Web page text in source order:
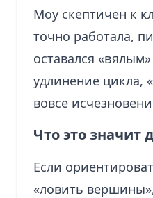
Моу скептичен к
точно работала,
оставался
удлинение цикла,
вовсе
Что это значит
Если
«ловить